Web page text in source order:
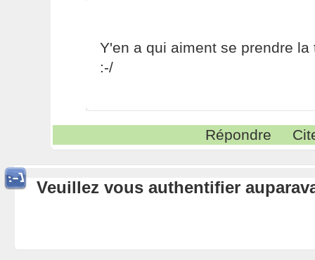
Y'en a qui aiment se prendre la
:-/
Répondre
Veuillez vous authentifier